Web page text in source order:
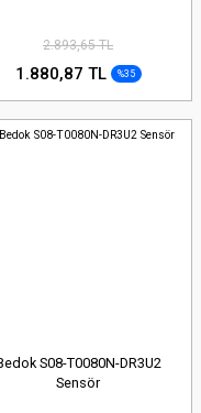
2.893,65 TL
1.880,87 TL %35
S08-T0080N-DR3U2
Sensör